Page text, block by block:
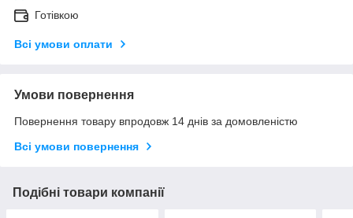
Готівкою
Всі умови оплати
Умови повернення
Повернення товару впродовж 14 днів за домовленістю
Всі умови повернення
Подібні товари компанії